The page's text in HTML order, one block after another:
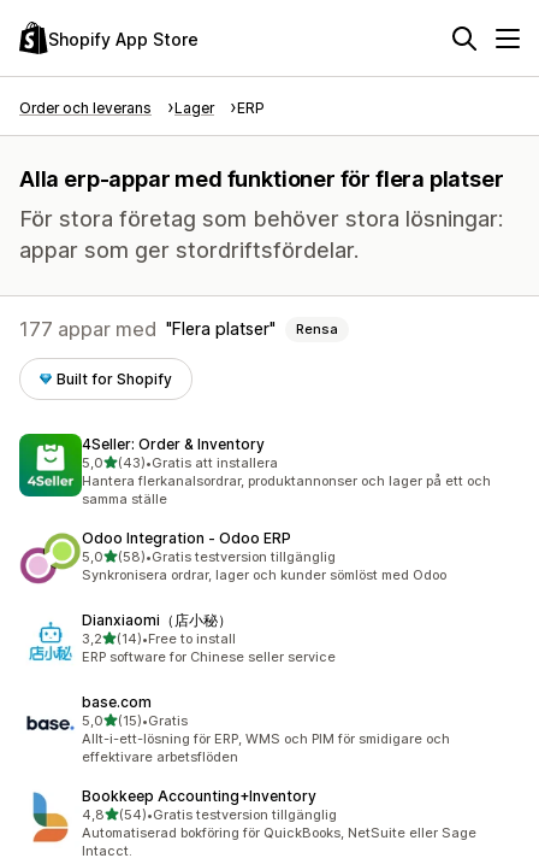
Shopify App Store
Order och leverans Lager ERP
Alla erp-appar med funktioner för flera platser
För stora företag som behöver stora lösningar:
appar som ger stordriftsfördelar.
177 appar med Flera platser Rensa
Built for Shopify
4Seller: Order & Inventory
5,0av 5 stjärnor
(43)
43 recensioner totalt
•Gratis att installera
Hantera flerkanalsordrar, produktannonser och lager på ett och
samma ställe
Odoo Integration ‑ Odoo ERP
5,0av 5 stjärnor
(58)
58 recensioner totalt
•Gratis testversion tillgänglig
Synkronisera ordrar, lager och kunder sömlöst med Odoo
Dianxiaomi（店小秘）
3,2av 5 stjärnor
(14)
14 recensioner totalt
•Free to install
ERP software for Chinese seller service
base.com
5,0av 5 stjärnor
(15)
15 recensioner totalt
•Gratis
Allt-i-ett-lösning för ERP, WMS och PIM för smidigare och
effektivare arbetsflöden
Bookkeep Accounting+Inventory
4,8av 5 stjärnor
(54)
54 recensioner totalt
•Gratis testversion tillgänglig
Automatiserad bokföring för QuickBooks, NetSuite eller Sage
Intacct.